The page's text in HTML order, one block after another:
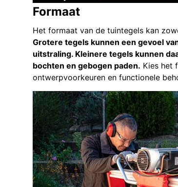
Formaat
Het formaat van de tuintegels kan
Grotere tegels kunnen een gevoel
uitstraling. Kleinere tegels kunnen
bochten en gebogen paden. Kies het
ontwerpvoorkeuren en functionele